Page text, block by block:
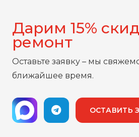
Дарим 15%
ремонт
Оставьте заявку – мы
ближайшее время.
ОСТАВИТЬ